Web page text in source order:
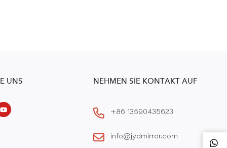
UNS NEHMEN SIE KONTAKT AUF
+86 13590435623
info@jydmirror.com